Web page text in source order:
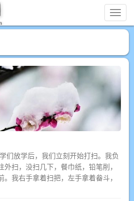
切
换
放学后，我们立刻开始打扫。我负
扫，没扫几下，餐巾纸，铅笔削，
我右手拿着扫把，左手拿着畚斗，